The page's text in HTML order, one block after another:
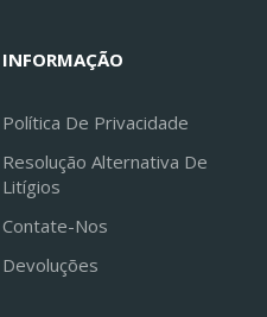
INFORMAÇÃO
Política De Privacidade
Resolução Alternativa De
Litígios
Contate-Nos
Devoluções